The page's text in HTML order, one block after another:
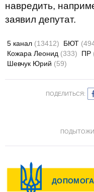
навредить,
заявил депутат.
5 канал (13412) БЮТ
Кожара Леонид (333) ПР
Шевчук Юрий (59)
ПОДЕЛИТЬСЯ: